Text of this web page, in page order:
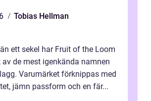
Tobias Hellman
ett sekel har Fruit of the Loom
de mest igenkända namnen
Varumärket förknippas med
jämn passform och en fär...